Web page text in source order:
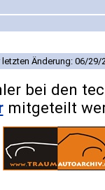
Änderung: 06/29/
bei den
mitgeteilt